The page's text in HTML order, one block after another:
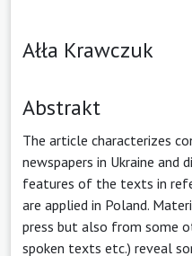
Ałła Krawczuk
Abstrakt
The article characterizes
newspapers in Ukraine and
features of the texts in
are applied in Poland.
press but also from some
spoken texts etc.) reveal